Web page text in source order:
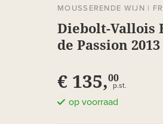
MOUSSERENDE WIJN |
Diebolt-Vallois
de Passion 2013
€ 135,00
p.st.
op voorraad